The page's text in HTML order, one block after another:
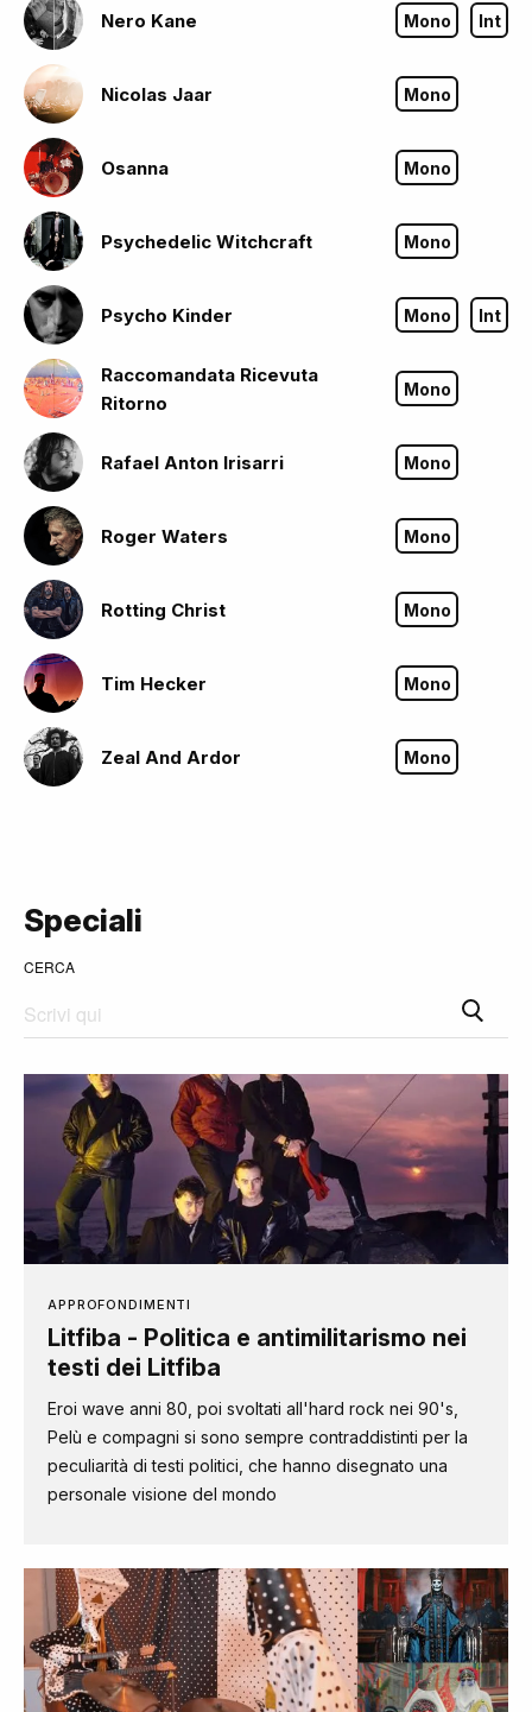
Nero Kane Mono Int
Nicolas Jaar Mono
Osanna Mono
Psychedelic Witchcraft Mono
Psycho Kinder Mono Int
Raccomandata Ricevuta
Ritorno
Mono
Rafael Anton Irisarri Mono
Roger Waters Mono
Rotting Christ Mono
Tim Hecker Mono
Zeal And Ardor Mono
Speciali
CERCA
APPROFONDIMENTI
Litfiba - Politica e antimilitarismo nei
testi dei Litfiba
Eroi wave anni 80, poi svoltati all'hard rock nei 90's,
Pelù e compagni si sono sempre contraddistinti per la
peculiarità di testi politici, che hanno disegnato una
personale visione del mondo